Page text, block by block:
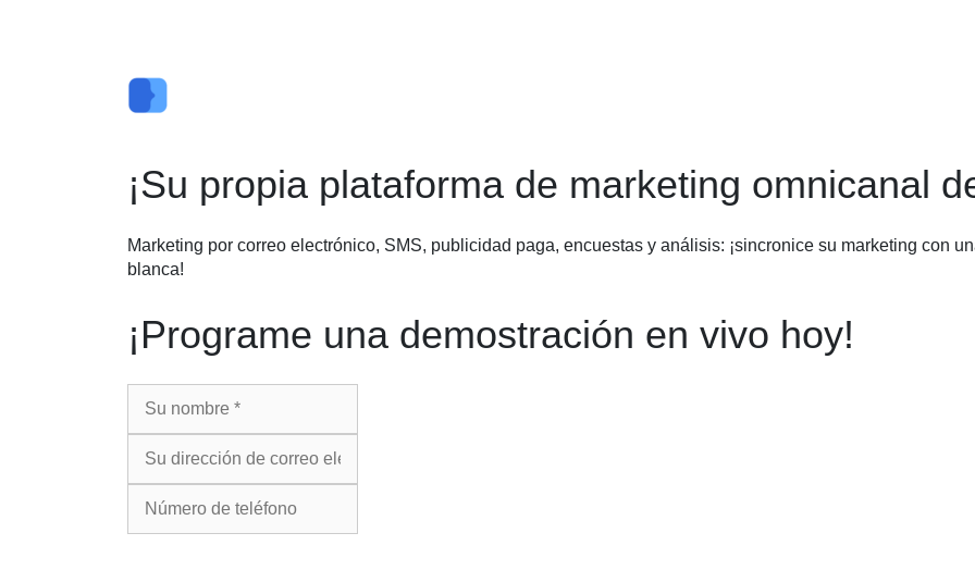
¡Su propia plataforma de marketing omnicanal
Marketing por correo electrónico, SMS, publicidad paga, encuestas y análisis: ¡sincronice su marketing con
blanca!
¡Programe una demostración en vivo hoy!